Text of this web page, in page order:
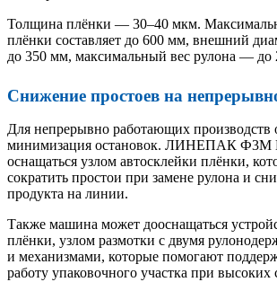
Толщина плёнки — 30–40 мкм.
плёнки составляет до 600 мм, внешний
до 350 мм, максимальный вес рулона — до
Снижение простоев на
Для непрерывно работающих производств
минимизация остановок. ЛИНЕПАК Ф3М
оснащаться узлом автосклейки плёнки,
сократить простои при замене рулона и
продукта на линии.
Также машина может дооснащаться
плёнки, узлом размотки с двумя
и механизмами, которые помогают
работу упаковочного участка при высоких